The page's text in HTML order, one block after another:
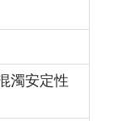
濁安定性